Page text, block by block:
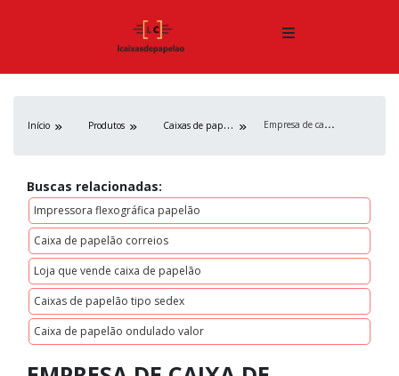
Início Produtos C
aixas de papelão E
mpresa de caixa de papelão personalizada
Buscas relacionadas:
Impressora flexográfica papelão
Caixa de papelão correios
Loja que vende caixa de papelão
Caixas de papelão tipo sedex
Caixa de papelão ondulado valor